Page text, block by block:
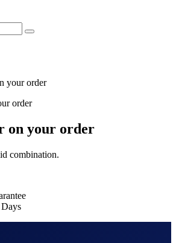
your order
on your order
combination.